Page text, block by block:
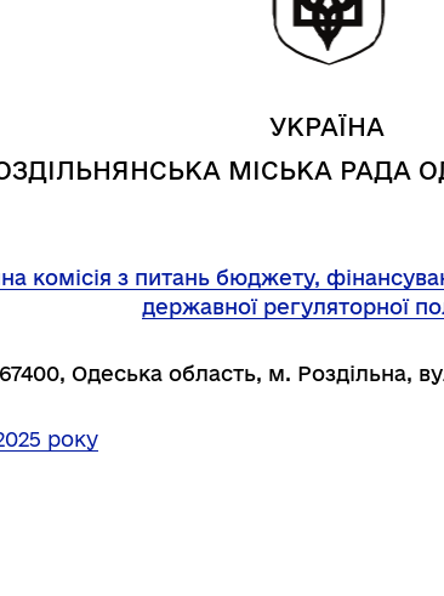
УКРАЇНА
МІСЬКА РАДА
комісія з питань бюджету,
державної регуляторної
67400, Одеська область, м. Роздільна,
року